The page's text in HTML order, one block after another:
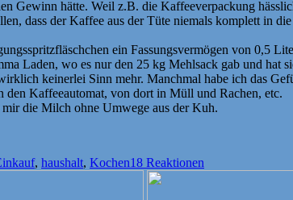
Gewinn hätte. Weil z.B. die Kaffeeverpackung
dass der Kaffee aus der Tüte niemals komplett in
ein Fassungsvermögen von 0,5
Laden, wo es nur den 25 kg Mehlsack gab und hat
keinerlei Sinn mehr. Manchmal habe ich das
Kaffeeautomat, von dort in Müll und Rachen, etc.
die Milch ohne Umwege aus der Kuh.
, haushalt, Kochen18 Reaktionen